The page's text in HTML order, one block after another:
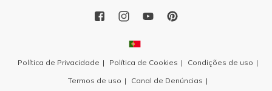
Política de Privacidade Política de Cookies
Condições de uso
Termos de uso
Canal de Denúncias